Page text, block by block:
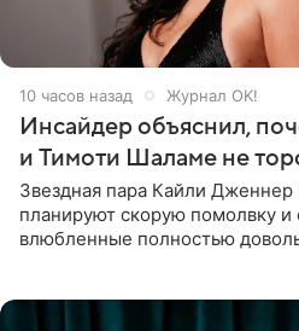
10 часов назад Журнал OK!
Инсайдер объяснил,
и Тимоти Шаламе не
Звездная пара Кайли
планируют скорую помолвку и
влюбленные полностью